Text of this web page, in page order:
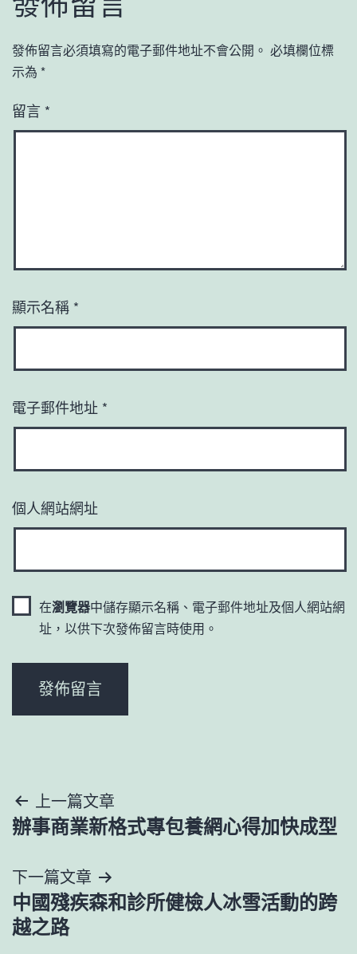
發佈留言必須填寫的電子郵件地址不會公開。 必填欄位標
示為 *
留言 *
顯示名稱 *
電子郵件地址 *
個人網站網址
在瀏覽器中儲存顯示名稱、電子郵件地址及個人網站網
址，以供下次發佈留言時使用。
文
章
導
覽
上一篇文章
辦事商業新格式專包養網心得加快成型
下一篇文章
中國殘疾森和診所健檢人冰雪活動的跨
越之路